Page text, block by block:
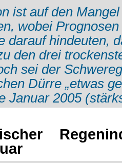
ist auf den
wobei
darauf hindeuten,
den drei
sei der
Dürre „etwas
Januar 2005